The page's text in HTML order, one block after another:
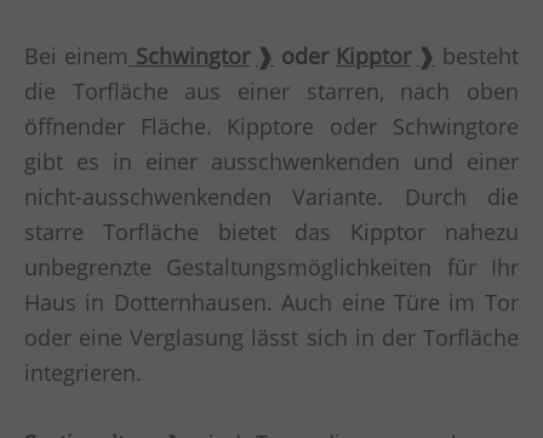
Bei einem Schwingtor oder Kipptor
besteht
die Torfläche aus einer starren, nach oben
öffnender Fläche. Kipptore oder Schwingtore
gibt es in einer ausschwenkenden und einer
nicht-ausschwenkenden Variante. Durch die
starre Torfläche bietet das Kipptor nahezu
unbegrenzte Gestaltungsmöglichkeiten für Ihr
Haus in Dotternhausen. Auch eine Türe im Tor
oder eine Verglasung lässt sich in der Torfläche
integrieren.